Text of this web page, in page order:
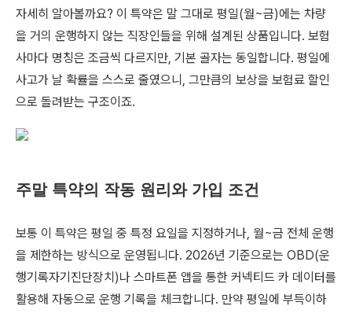
자세히 알아볼까요? 이 특약은 말 그대로 평일(월~금)에는 차량
을 거의 운행하지 않는 직장인들을 위해 설계된 상품입니다. 보험
사마다 명칭은 조금씩 다르지만, 기본 골자는 동일합니다. 평일에
사고가 날 확률을 스스로 줄였으니, 그만큼의 보상을 보험료 할인
으로 돌려받는 구조이죠.
주말 특약의 작동 원리와 가입 조건
보통 이 특약은 평일 중 특정 요일을 지정하거나, 월~금 전체 운행
을 제한하는 방식으로 운영됩니다. 2026년 기준으로는 OBD(운
행기록자기진단장치)나 스마트폰 앱을 통한 커넥티드 카 데이터를
활용해 자동으로 운행 기록을 체크합니다. 만약 평일에 부득이하